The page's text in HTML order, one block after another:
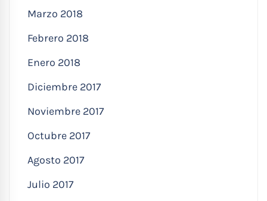
Marzo 2018
Febrero 2018
Enero 2018
Diciembre 2017
Noviembre 2017
Octubre 2017
Agosto 2017
Julio 2017